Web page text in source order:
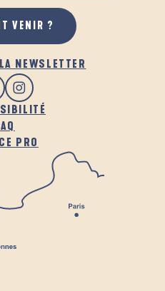
NEWSLETTER
PRO
VENIR ?